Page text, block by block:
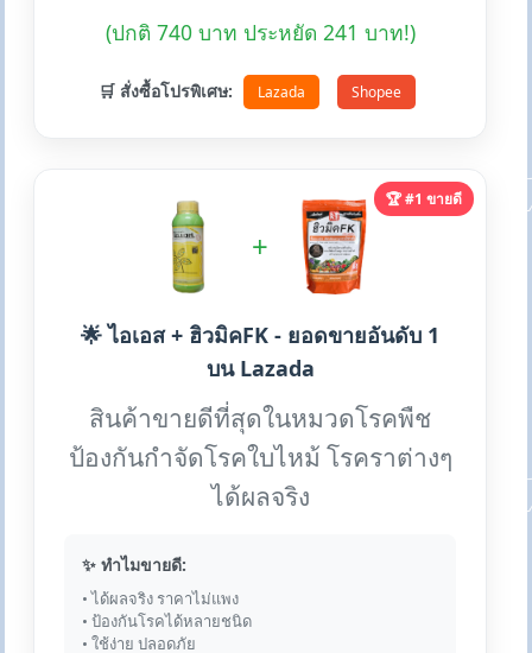
(ปกติ 740 บาท ประหยัด 241 บาท!)
🛒 สั่งซื้อโปรพิเศษ: Lazada Shopee
🏆 #1 ขายดี
+
🌟 ไอเอส + ฮิวมิคFK - ยอดขายอันดับ 1
บน Lazada
สินค้าขายดีที่สุดในหมวดโรคพืช
ป้องกันกำจัดโรคใบไหม้ โรคราต่างๆ
ได้ผลจริง
✨ ทำไมขายดี:
• ได้ผลจริง ราคาไม่แพง
• ป้องกันโรคได้หลายชนิด
• ใช้ง่าย ปลอดภัย